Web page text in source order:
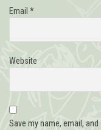
Email *
Website
Save my name, email,